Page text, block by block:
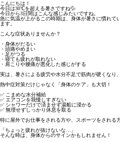
こんにちは！
今日は30℃を超える暑さですね💦
今日から3日間はこんな感じみたいですね。
急に気温が上がるこの時期は、身体が暑さに慣れて
ます。
こんな症状ありませんか？
・身体がだるい
・頭痛やめまい
・足がつる
・寝ても疲れが取れない
・肩こりや腰痛が悪化した感じがする
実は、暑さによる疲労や水分不足で筋肉が硬くなり
熱中症対策だけじゃなく「身体のケア」も大切！
✅ こまめな水分補給
✅ エアコンを我慢しすぎない
✅ シャワーだけで済ませず湯船に浸かる
✅ 無理せずしっかり休息を取る
特に屋外でお仕事をされる方や、スポーツをされる
「ちょっと疲れが抜けないな…」
そんな時は、身体からのサインかもしれません！